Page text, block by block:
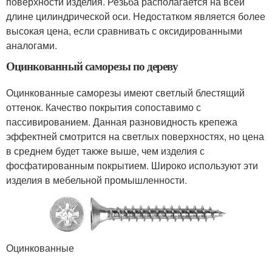
длине цилиндрической оси. Недостатком является более
высокая цена, если сравнивать с оксидированными
аналогами.
Оцинкованный саморезы по дереву
Оцинкованные саморезы имеют светлый блестящий
оттенок. Качество покрытия сопоставимо с
пассивированием. Данная разновидность крепежа
эффектней смотрится на светлых поверхностях, но цена
в среднем будет также выше, чем изделия с
фосфатированным покрытием. Широко используют эти
изделия в мебельной промышленности.
Оцинкованные